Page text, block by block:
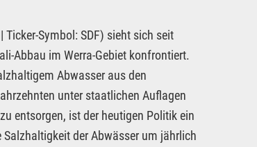
Ticker-Symbol: SDF) sieht sich seit
Abbau im Werra-Gebiet konfrontiert.
Abwasser aus den
unter staatlichen Auflagen
entsorgen, ist der heutigen Politik ein
der Abwässer um jährlich